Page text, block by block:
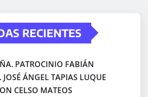
RECIENTES
PATROCINIO FABIÁN
JOSÉ ÁNGEL TAPIAS LUQUE
CELSO MATEOS